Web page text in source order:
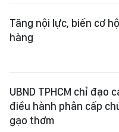
Tăng nội lực, biến cơ
hàng
UBND TPHCM chỉ đạo
điều hành phân cấp
gạo thơm